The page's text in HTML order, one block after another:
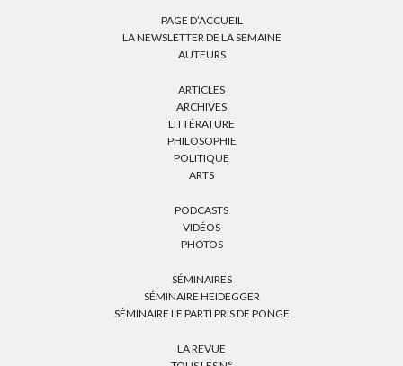
PAGE D’ACCUEIL
LA NEWSLETTER DE LA SEMAINE
AUTEURS
ARTICLES
ARCHIVES
LITTÉRATURE
PHILOSOPHIE
POLITIQUE
ARTS
PODCASTS
VIDÉOS
PHOTOS
SÉMINAIRES
SÉMINAIRE HEIDEGGER
SÉMINAIRE LE PARTI PRIS DE PONGE
LA REVUE